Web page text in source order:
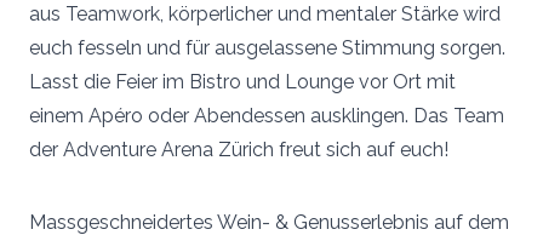
aus Teamwork, körperlicher und mentaler Stärke wird
euch fesseln und für ausgelassene Stimmung sorgen.
Lasst die Feier im Bistro und Lounge vor Ort mit
einem Apéro oder Abendessen ausklingen. Das Team
der Adventure Arena Zürich freut sich auf euch!
Massgeschneidertes Wein- & Genusserlebnis auf dem